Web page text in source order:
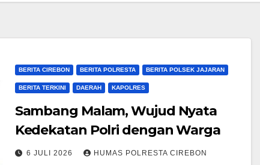
BERITA CIREBON BERITA POLRESTA BERITA POLSEK JAJARAN
BERITA TERKINI DAERAH KAPOLRES
Sambang Malam, Wujud Nyata
Kedekatan Polri dengan Warga
6 JULI 2026 HUMAS POLRESTA CIREBON